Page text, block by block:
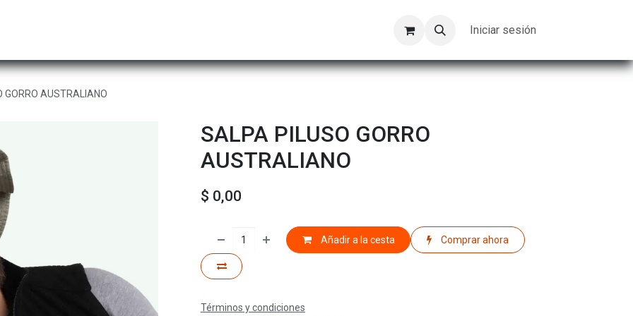
Trabajos Iniciar sesión
GORRO AUSTRALIANO
SALPA PILUSO GORRO
AUSTRALIANO
$ 0,00
Añadir a la cesta Comprar ahora
Términos y condiciones